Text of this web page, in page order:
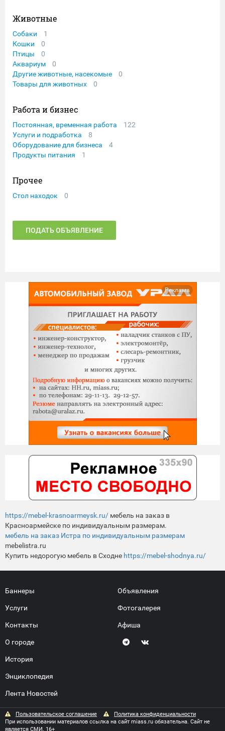
Животные
Собаки
1
Кошки
0
Птицы
0
Аквариум
0
Другие животные, насекомые
0
Товары для животных
0
Работа и бизнес
Постоянная, временная работа
122
Услуги и подработка
8
Оборудование для бизнеса
4
Продукты питания
1
Прочее
Стол находок 0
ПОДАТЬ ОБЪЯВЛЕНИЕ
Реклама
https://mebel-krasnoarmeysk.ru/ мебель на заказ в
Красноармейске по индивидуальным размерам.
мебель на заказ Истра по индивидуальным размерам
mebelistra.ru
Купить недорогую мебель в Сходне https://mebel-shodnya.ru/
Баннеры
Услуги
Контакты
О городе
История
Энциклопедия
Лента Новостей
Объявления
Фотогалерея
Афиша
Пользовательское соглашение
Политика конфиденциальности
При использовании материалов ссылка на сайт miass.ru обязательна. Сайт не
является СМИ. 16+